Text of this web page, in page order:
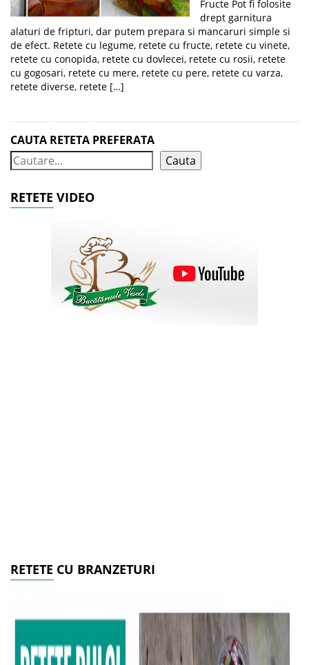
Fructe Pot fi folosite
drept garnitura
alaturi de fripturi, dar putem prepara si mancaruri simple si
de efect. Retete cu legume, retete cu fructe, retete cu vinete,
retete cu conopida, retete cu dovlecei, retete cu rosii, retete
cu gogosari, retete cu mere, retete cu pere, retete cu varza,
retete diverse, retete […]
CAUTA RETETA PREFERATA
Cauta
RETETE VIDEO
RETETE CU BRANZETURI